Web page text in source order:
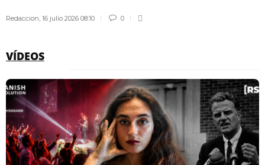
Redaccion 16 julio 2026 08:10 0
VÍDEOS